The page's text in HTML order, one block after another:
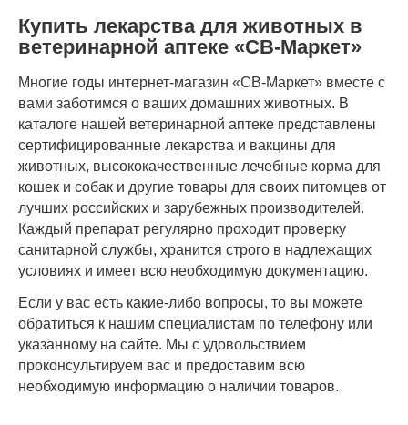
Купить лекарства для животных в
ветеринарной аптеке «СВ-Маркет»
Многие годы интернет-магазин «СВ-Маркет» вместе с
вами заботимся о ваших домашних животных. В
каталоге нашей ветеринарной аптеке представлены
сертифицированные лекарства и вакцины для
животных, высококачественные лечебные корма для
кошек и собак и другие товары для своих питомцев от
лучших российских и зарубежных производителей.
Каждый препарат регулярно проходит проверку
санитарной службы, хранится строго в надлежащих
условиях и имеет всю необходимую документацию.
Если у вас есть какие-либо вопросы, то вы можете
обратиться к нашим специалистам по телефону или
указанному на сайте. Мы с удовольствием
проконсультируем вас и предоставим всю
необходимую информацию о наличии товаров.